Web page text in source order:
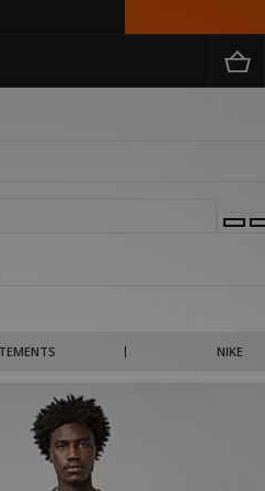
NIKE
choisir parmi plusieurs coloris,
côtelées, tout y est.